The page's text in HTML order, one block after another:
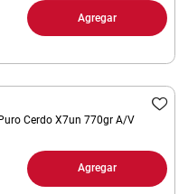
Agregar
Cerdo X7un 770gr A/V
Agregar